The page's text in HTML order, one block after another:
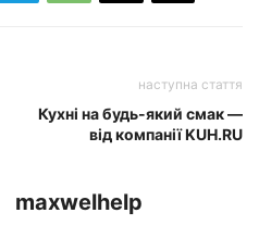
наступна стаття
Кухні на будь-який смак —
від компанії KUH.RU
maxwelhelp